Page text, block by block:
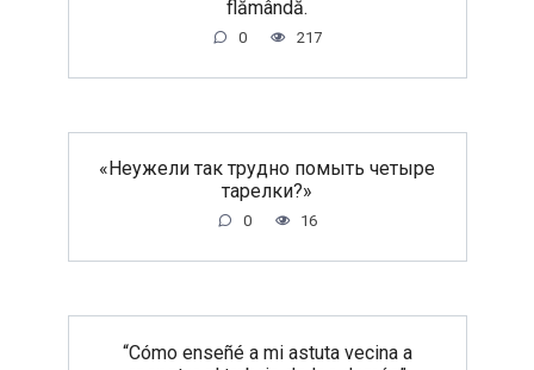
flămândă.
0 217
«Неужели так трудно помыть четыре
тарелки?»
0 16
“Cómo enseñé a mi astuta vecina a